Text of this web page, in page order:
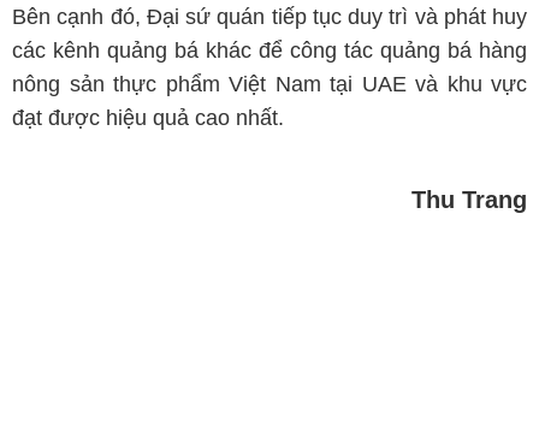
Bên cạnh đó, Đại sứ quán tiếp tục duy trì và phát huy
các kênh quảng bá khác để công tác quảng bá hàng
nông sản thực phẩm Việt Nam tại UAE và khu vực
đạt được hiệu quả cao nhất.
Thu Trang